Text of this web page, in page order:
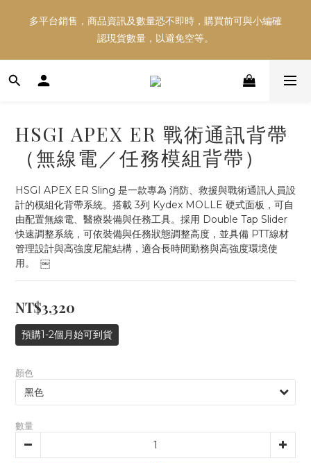
多平台銷售，商品資訊及數量恐不即時，購買前可與小編確
認現貨數量，以避免空等。
多平台銷售，商品資訊及數量恐不即時，購買前可與小編確
認現貨數量，以避免空等。
好東西跟好朋友分享～推薦好友一同享100元購物金！！！
多平台銷售，商品資訊及數量恐不即時，購買前可與小編確
認現貨數量，以避免空等。
HSGI APEX ER 戰術通訊背帶
（無線電／任務模組背帶）
HSGI APEX ER Sling 是一款專為 消防、救援與戰術通訊人員設
計的模組化背帶系統。搭載 3列 Kydex MOLLE 硬式面板，可自
由配置無線電、醫療裝備與任務工具。採用 Double Tap Slider
快速調整系統，可依裝備與任務狀態調整高度，並具備 PTT線材
管理設計與高強度尼龍結構，適合長時間勤務與高強度環境使
用。  ￼
NT$3,320
預購1-2個月始可到貨
顏色
數量